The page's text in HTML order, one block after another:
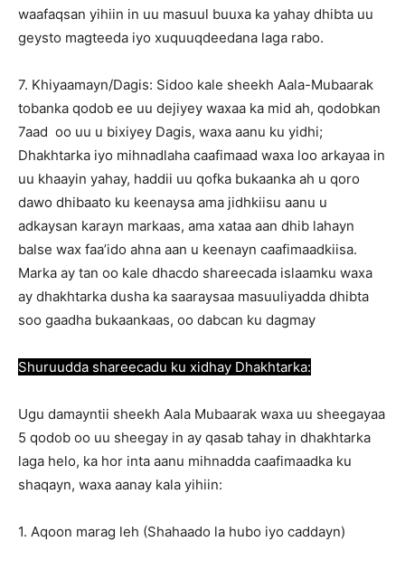
waafaqsan yihiin in uu masuul buuxa ka yahay dhibta uu
geysto magteeda iyo xuquuqdeedana laga rabo.
7. Khiyaamayn/Dagis: Sidoo kale sheekh Aala-Mubaarak
tobanka qodob ee uu dejiyey waxaa ka mid ah, qodobkan
7aad oo uu u bixiyey Dagis, waxa aanu ku yidhi;
Dhakhtarka iyo mihnadlaha caafimaad waxa loo arkayaa in
uu khaayin yahay, haddii uu qofka bukaanka ah u qoro
dawo dhibaato ku keenaysa ama jidhkiisu aanu u
adkaysan karayn markaas, ama xataa aan dhib lahayn
balse wax faa’ido ahna aan u keenayn caafimaadkiisa.
Marka ay tan oo kale dhacdo shareecada islaamku waxa
ay dhakhtarka dusha ka saaraysaa masuuliyadda dhibta
soo gaadha bukaankaas, oo dabcan ku dagmay
Shuruudda shareecadu ku xidhay Dhakhtarka:
Ugu damayntii sheekh Aala Mubaarak waxa uu sheegayaa
5 qodob oo uu sheegay in ay qasab tahay in dhakhtarka
laga helo, ka hor inta aanu mihnadda caafimaadka ku
shaqayn, waxa aanay kala yihiin:
1. Aqoon marag leh (Shahaado la hubo iyo caddayn)